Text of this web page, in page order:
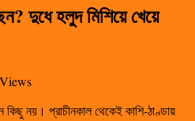
দুধে হলুদ মিশিয়ে খেয়ে
নয়। প্রাচীনকাল থেকেই কাশি-ঠাণ্ডায়